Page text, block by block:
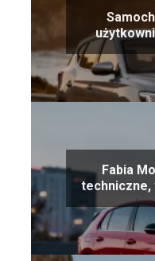
Fabia
techniczne,